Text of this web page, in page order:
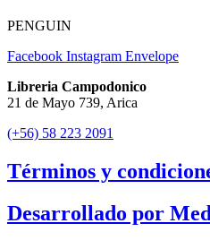
PENGUIN
Facebook Instagram Envelope
Libreria Campodonico
21 de Mayo 739, Arica
(+56) 58 223 2091
Términos y
Desarrollado por